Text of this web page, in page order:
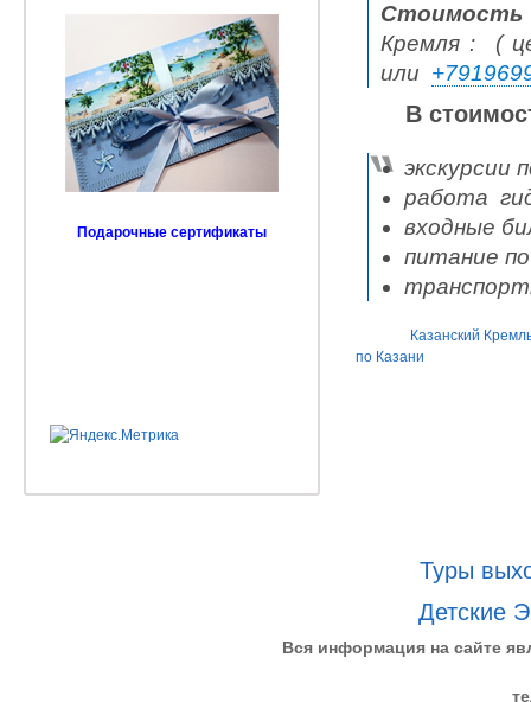
Стоимость
Кремля : (
или
В
экскурсии
работа
входные
питание
Казанский
по Казани
Подарочные сертификаты
Туры
Детские
Вся информация на сайте